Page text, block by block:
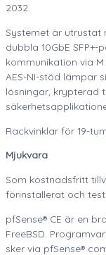
2032.
Systemet är utrustat
dubbla 10GbE
kommunikation via
AES-NI-stöd lämpar
lösningar, krypterad
Rackvinklar för 19-
Mjukvara
Som kostnadsfritt
förinstallerat och
pfSense® CE är en
FreeBSD.
sker via pfSense®